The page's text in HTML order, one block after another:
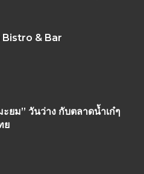
Bistro & Bar
ยม” วันว่าง กับตลาดน้ำเก๋ๆ
ย